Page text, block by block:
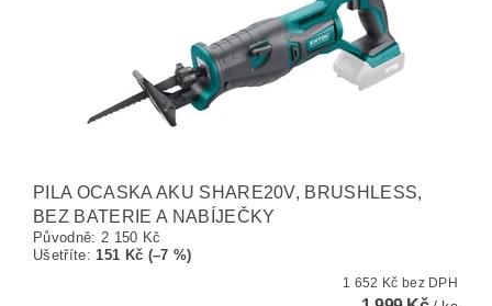
PILA OCASKA AKU SHARE20V, BRUSHLESS,
BEZ BATERIE A NABÍJEČKY
Původně: 2 150 Kč
Ušetříte:151 Kč (–7 %)
1 652 Kč bez DPH